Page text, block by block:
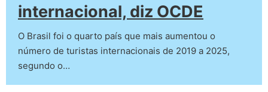
internacional, diz OCDE
O Brasil foi o quarto país que mais aumentou o
número de turistas internacionais de 2019 a 2025,
segundo o…